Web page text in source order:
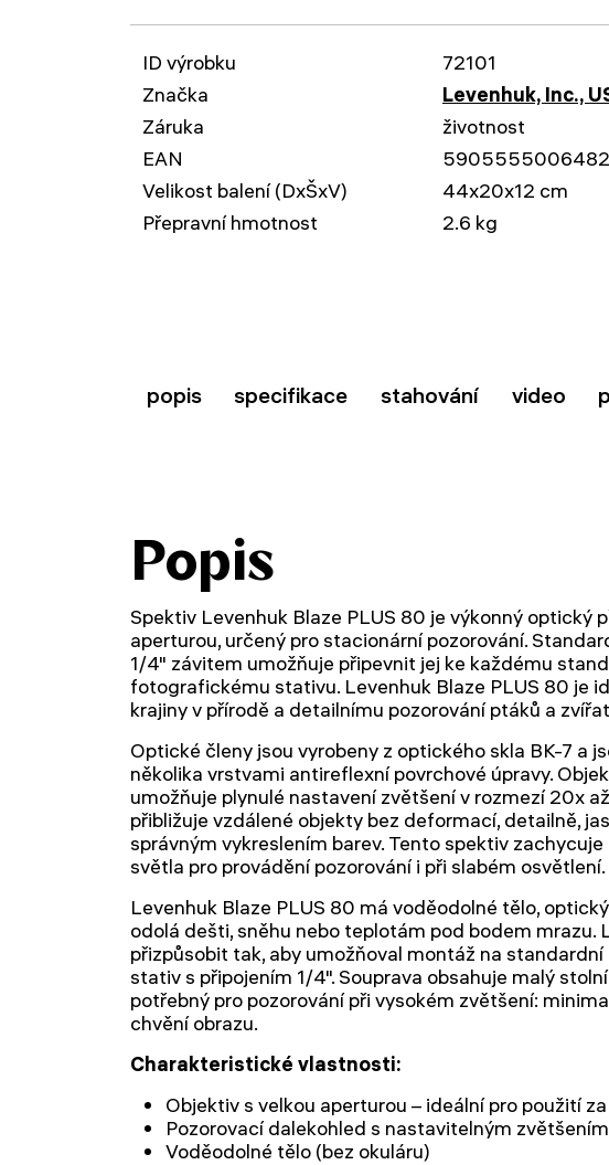
ID výrobku
72101
Značka
Levenhuk, Inc.,
Záruka
životnost
EAN
5905555006482
Velikost balení (DxŠxV)
44x20x12 cm
Přepravní hmotnost
2.6 kg
popis specifikace stahování video
Popis
Spektiv Levenhuk Blaze PLUS 80 je výkonný optický
aperturou, určený pro stacionární pozorování.
1/4" závitem umožňuje připevnit jej ke každému
fotografickému stativu. Levenhuk Blaze PLUS 80 je
krajiny v přírodě a detailnímu pozorování ptáků a
Optické členy jsou vyrobeny z optického skla BK-7 a
několika vrstvami antireflexní povrchové úpravy.
umožňuje plynulé nastavení zvětšení v rozmezí 20x
přibližuje vzdálené objekty bez deformací, detailně,
správným vykreslením barev. Tento spektiv
světla pro provádění pozorování i při slabém osvětlení.
Levenhuk Blaze PLUS 80 má voděodolné tělo,
odolá dešti, sněhu nebo teplotám pod bodem mrazu.
přizpůsobit tak, aby umožňoval montáž na
stativ s připojením 1/4". Souprava obsahuje malý
potřebný pro pozorování při vysokém zvětšení:
chvění obrazu.
Charakteristické vlastnosti:
Objektiv s velkou aperturou – ideální pro použití
Pozorovací dalekohled s nastavitelným zvětšením
Voděodolné tělo (bez okuláru)